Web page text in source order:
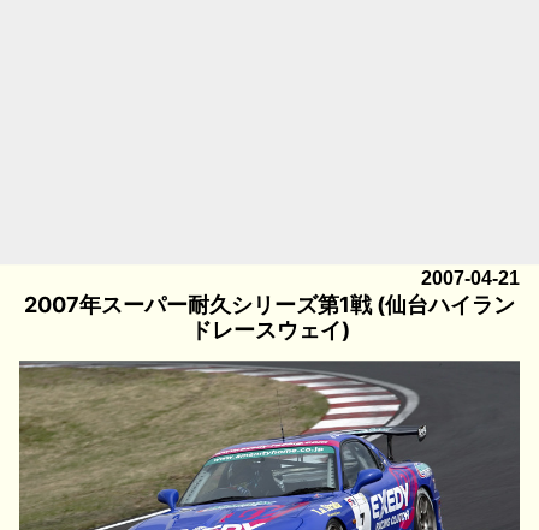
2007-04-21
2007年スーパー耐久シリーズ第1戦 (仙台ハイラン
ドレースウェイ)